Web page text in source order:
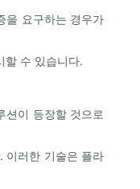
을 요구하는 경우가
할 수 있습니다.
션이 등장할 것으로
이러한 기술은 플라